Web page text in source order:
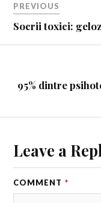
PREVIOUS
Socrii toxici:
95% dintre
Leave a
COMMENT *